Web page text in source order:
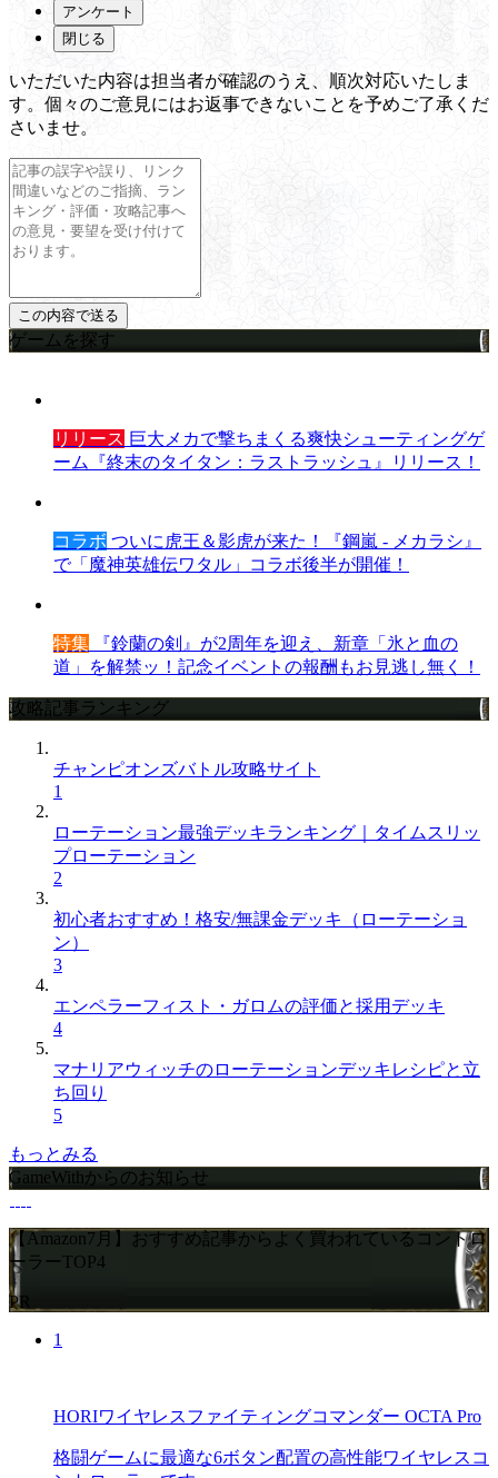
アンケート
閉じる
いただいた内容は担当者が確認のうえ、順次対応いたしま
す。個々のご意見にはお返事できないことを予めご了承くだ
さいませ。
ゲームを探す
リリース 巨大メカで撃ちまくる爽快シューティングゲ
ーム『終末のタイタン：ラストラッシュ』リリース！
コラボ ついに虎王＆影虎が来た！『鋼嵐 - メカラシ』
で「魔神英雄伝ワタル」コラボ後半が開催！
特集 『鈴蘭の剣』が2周年を迎え、新章「氷と血の
道」を解禁ッ！記念イベントの報酬もお見逃し無く！
攻略記事ランキング
チャンピオンズバトル攻略サイト
1
ローテーション最強デッキランキング｜タイムスリッ
プローテーション
2
初心者おすすめ！格安/無課金デッキ（ローテーショ
ン）
3
エンペラーフィスト・ガロムの評価と採用デッキ
4
マナリアウィッチのローテーションデッキレシピと立
ち回り
5
もっとみる
GameWithからのお知らせ
【Amazon7月】おすすめ記事からよく買われているコントロ
ーラーTOP4
PR
1
HORIワイヤレスファイティングコマンダー OCTA Pro
格闘ゲームに最適な6ボタン配置の高性能ワイヤレスコ